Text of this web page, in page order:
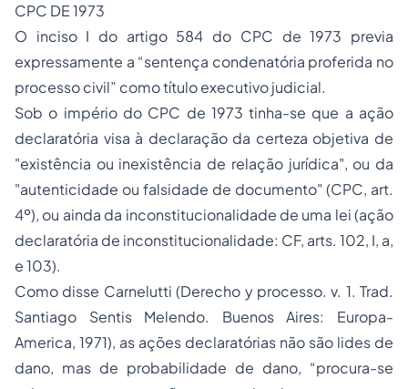
CPC DE 1973
O inciso I do artigo 584 do CPC de 1973 previa
expressamente a “sentença condenatória proferida no
processo civil” como título executivo judicial.
Sob o império do CPC de 1973 tinha-se que a ação
declaratória visa à declaração da certeza objetiva de
"existência ou inexistência de relação jurídica", ou da
"autenticidade ou falsidade de documento" (CPC, art.
4º), ou ainda da inconstitucionalidade de uma lei (ação
declaratória de inconstitucionalidade: CF, arts. 102, I, a,
e 103).
Como disse Carnelutti (Derecho y processo. v. 1. Trad.
Santiago Sentis Melendo. Buenos Aires: Europa-
America, 1971), as ações declaratórias não são lides de
dano, mas de probabilidade de dano, “procura-se